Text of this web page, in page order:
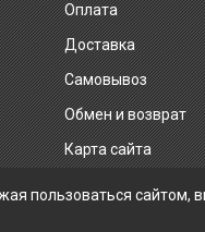
Оплата
Доставка
Самовывоз
Обмен и возврат
Карта сайта
пользоваться сайтом,